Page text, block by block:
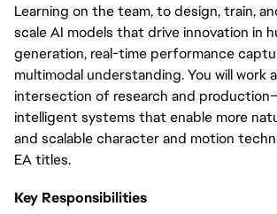
Learning on the team, to design, train,
scale AI models that drive innovation in
generation, real-time performance
multimodal understanding. You will work
intersection of research and
intelligent systems that enable more
and scalable character and motion
EA titles.
Key Responsibilities